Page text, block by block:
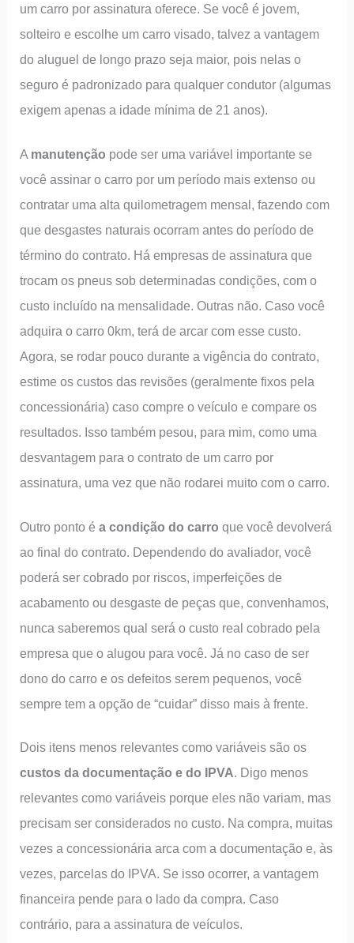
um carro por assinatura oferece. Se você é jovem,
solteiro e escolhe um carro visado, talvez a vantagem
do aluguel de longo prazo seja maior, pois nelas o
seguro é padronizado para qualquer condutor (algumas
exigem apenas a idade mínima de 21 anos).
A manutenção pode ser uma variável importante se
você assinar o carro por um período mais extenso ou
contratar uma alta quilometragem mensal, fazendo com
que desgastes naturais ocorram antes do período de
término do contrato. Há empresas de assinatura que
trocam os pneus sob determinadas condições, com o
custo incluído na mensalidade. Outras não. Caso você
adquira o carro 0km, terá de arcar com esse custo.
Agora, se rodar pouco durante a vigência do contrato,
estime os custos das revisões (geralmente fixos pela
concessionária) caso compre o veículo e compare os
resultados. Isso também pesou, para mim, como uma
desvantagem para o contrato de um carro por
assinatura, uma vez que não rodarei muito com o carro.
Outro ponto éa condição do carro que você devolverá
ao final do contrato. Dependendo do avaliador, você
poderá ser cobrado por riscos, imperfeições de
acabamento ou desgaste de peças que, convenhamos,
nunca saberemos qual será o custo real cobrado pela
empresa que o alugou para você. Já no caso de ser
dono do carro e os defeitos serem pequenos, você
sempre tem a opção de “cuidar” disso mais à frente.
Dois itens menos relevantes como variáveis são os
custos da documentação e do IPVA. Digo menos
relevantes como variáveis porque eles não variam, mas
precisam ser considerados no custo. Na compra, muitas
vezes a concessionária arca com a documentação e, às
vezes, parcelas do IPVA. Se isso ocorrer, a vantagem
financeira pende para o lado da compra. Caso
contrário, para a assinatura de veículos.